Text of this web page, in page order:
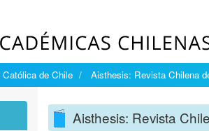
de Chile Aisthesis: Revista Chilena
Aisthesis: Revista